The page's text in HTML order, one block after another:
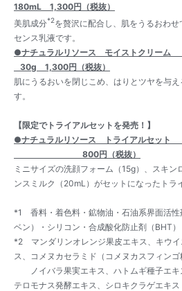
180mL 1,300円（税抜）
美肌成分*2を贅沢に配合し、肌をうるおわ
センス乳液です。
●ナチュラルリソース
30g 1,300円（税抜）
肌にうるおいを閉じこめ、はりとツヤを与
す。
【限定でトライアルセットを発売！】
●ナチュラルリソース トライアルセッ
800円（税抜）
ミニサイズの洗顔フォーム（15g）、スキ
ンスミルク（20mL）がセットになったトラ
*1 香料・着色料・鉱物油・石油系界面活性
ベン）・シリコン・合成酸化防止剤（BHT）
*2 マンダリンオレンジ果皮エキス、キウイ
ス、コメヌカセラミド（コメヌカスフィンゴ
ノイバラ果実エキス、ハトムギ種子エキ
テロモナス発酵エキス、シロキクラゲエキ